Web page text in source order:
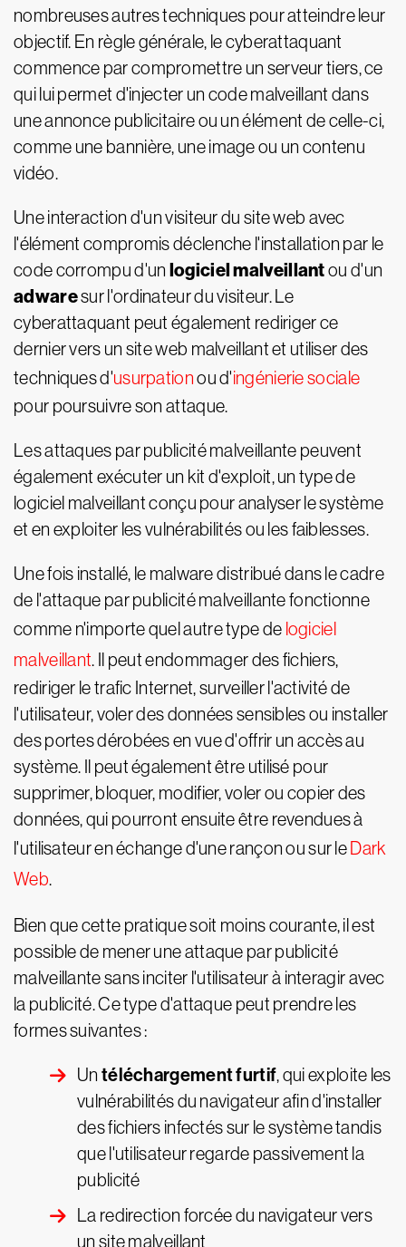
nombreuses autres techniques pour atteindre leur
objectif. En règle générale, le cyberattaquant
commence par compromettre un serveur tiers, ce
qui lui permet d'injecter un code malveillant dans
une annonce publicitaire ou un élément de celle-ci,
comme une bannière, une image ou un contenu
vidéo.
Une interaction d'un visiteur du site web avec
l'élément compromis déclenche l'installation par le
code corrompu d'un logiciel malveillantou d'un
adwaresur l'ordinateur du visiteur. Le
cyberattaquant peut également rediriger ce
dernier vers un site web malveillant et utiliser des
techniques d'usurpationou d'ingénierie sociale
pour poursuivre son attaque.
Les attaques par publicité malveillante peuvent
également exécuter un kit d'exploit, un type de
logiciel malveillant conçu pour analyser le système
et en exploiter les vulnérabilités ou les faiblesses.
Une fois installé, le malware distribué dans le cadre
de l'attaque par publicité malveillante fonctionne
comme n'importe quel autre type de logiciel
malveillant. Il peut endommager des fichiers,
rediriger le trafic Internet, surveiller l'activité de
l'utilisateur, voler des données sensibles ou installer
des portes dérobées en vue d'offrir un accès au
système. Il peut également être utilisé pour
supprimer, bloquer, modifier, voler ou copier des
données, qui pourront ensuite être revendues à
l'utilisateur en échange d'une rançon ou sur le Dark
Web.
Bien que cette pratique soit moins courante, il est
possible de mener une attaque par publicité
malveillante sans inciter l'utilisateur à interagir avec
la publicité. Ce type d'attaque peut prendre les
formes suivantes :
Un téléchargement furtif, qui exploite les
vulnérabilités du navigateur afin d'installer
des fichiers infectés sur le système tandis
que l'utilisateur regarde passivement la
publicité
La redirection forcée du navigateur vers
un site malveillant